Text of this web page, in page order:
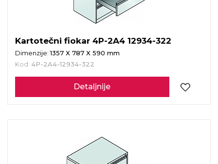
Kartotečni fiokar 4P-2A4 12934-322
Dimenzije:1357 X 787 X 590 mm
Kod: 4P-2A4-12934-322
Detaljnije